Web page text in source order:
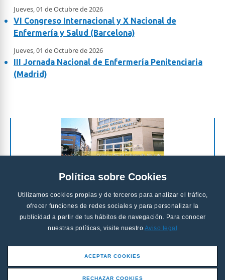
Política sobre Cookies
Utilizamos cookies propias y de terceros para analizar el tráfico,
ofrecer funciones de redes sociales y para personalizar la
publicidad a partir de tus hábitos de navegación. Para conocer
nuestras políticas, visite nuestro Aviso legal
ACEPTAR COOKIES
RECHAZAR COOKIES
Jueves, 01 de Octubre de 2026
VI Congreso Internacional y X Nacional de
Enfermería y Salud (Barcelona)
Jueves, 01 de Octubre de 2026
III Jornada Nacional de Enfermería Penitenciaria
(Madrid)